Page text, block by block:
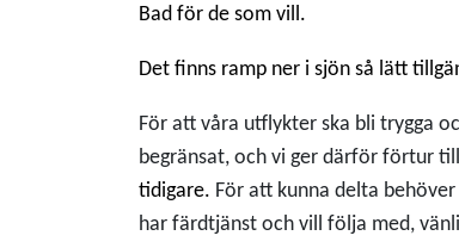
Bad för de som vill.
Det finns ramp ner i sjön så lätt
För att våra utflykter ska bli trygga
begränsat, och vi ger därför förtur
tidigare. För att kunna delta
har färdtjänst och vill följa med,